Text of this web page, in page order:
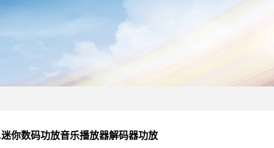
你数码功放音乐播放器解码器功放